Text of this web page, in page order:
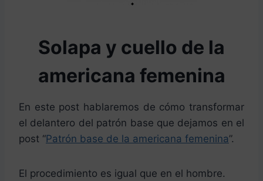
Solapa y cuello de la
americana femenina
En este post hablaremos de cómo transformar
el delantero del patrón base que dejamos en el
post “Patrón base de la americana femenina”.
El procedimiento es igual que en el hombre.